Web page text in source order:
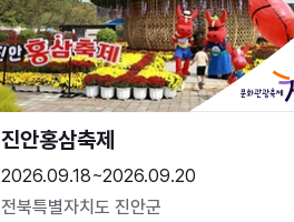
진안홍삼축제
2026.09.18~2026.09.20
전북특별자치도 진안군